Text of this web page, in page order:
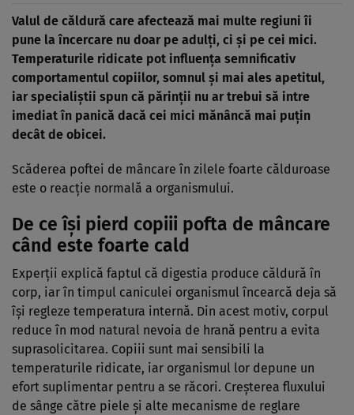
Valul de căldură care afectează mai multe regiuni îi
pune la încercare nu doar pe adulți, ci și pe cei mici.
Temperaturile ridicate pot influența semnificativ
comportamentul copiilor, somnul și mai ales apetitul,
iar specialiștii spun că părinții nu ar trebui să intre
imediat în panică dacă cei mici mănâncă mai puțin
decât de obicei.
Scăderea poftei de mâncare în zilele foarte călduroase
este o reacție normală a organismului.
De ce își pierd copiii pofta de mâncare
când este foarte cald
Experții explică faptul că digestia produce căldură în
corp, iar în timpul caniculei organismul încearcă deja să
își regleze temperatura internă. Din acest motiv, corpul
reduce în mod natural nevoia de hrană pentru a evita
suprasolicitarea. Copiii sunt mai sensibili la
temperaturile ridicate, iar organismul lor depune un
efort suplimentar pentru a se răcori. Creșterea fluxului
de sânge către piele și alte mecanisme de reglare